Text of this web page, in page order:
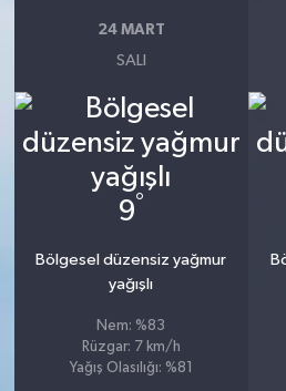
24 MART
SALI
9°
Bölgesel düzensiz yağmur
yağışlı
Nem: %83
Rüzgar: 7 km/h
Yağış Olasılığı: %81